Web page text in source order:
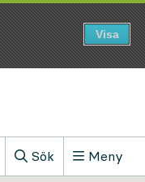
Sök
, Visa sökfältet
Meny
Visa